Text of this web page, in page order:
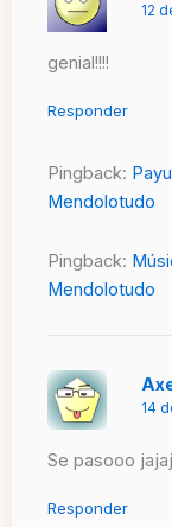
12
genial!!!!
Responder
Pingback:
Mendolotudo
Pingback:
Mendolotudo
14
Se pasooo
Responder